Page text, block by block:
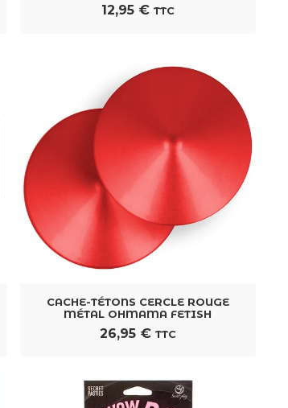
12,95 € TTC
CACHE-TÉTONS CERCLE ROUGE
MÉTAL OHMAMA FETISH
26,95 € TTC